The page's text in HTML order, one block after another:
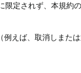
限定されず、本規
えば、取消しまた